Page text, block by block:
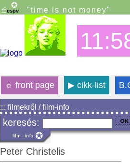
"time is not money"
☼ front page ▶cikk-list
::: filmekről / film-info
keresés:
Peter Christelis